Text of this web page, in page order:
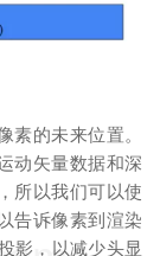
素的未来位置。
动矢量数据和深
所以我们可以使
告诉像素到渲染
影，以减少头显